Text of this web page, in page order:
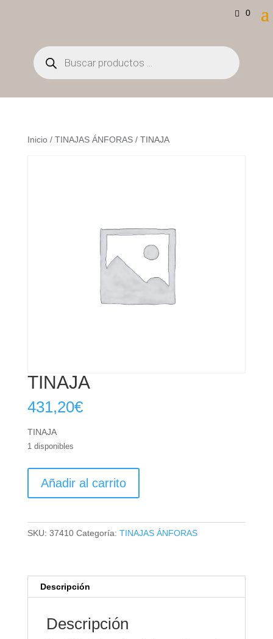
0
Búsqueda
de
productos
Inicio/ TINAJAS ÁNFORAS/ TINAJA
TINAJA
431,20€
TINAJA
1 disponibles
cantidad
Añadir al carrito
SKU: 37410 Categoría: TINAJAS ÁNFORAS
Descripción
Descripción